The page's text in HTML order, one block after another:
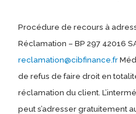
Procédure de recours à
Réclamation – BP 297 42016
reclamation@cibfinance.fr
de refus de faire droit en
réclamation du client.
peut s’adresser gratuitement